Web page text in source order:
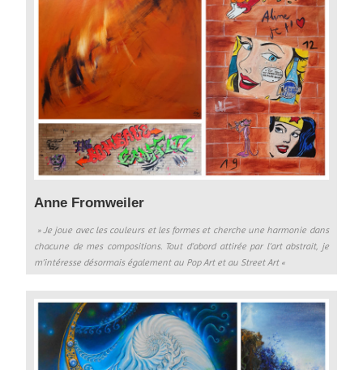
Anne Fromweiler
» Je joue avec les couleurs et les formes et cherche une harmonie dans
chacune de mes compositions. Tout d’abord attirée par l’art abstrait, je
m’intéresse désormais également au Pop Art et au Street Art «